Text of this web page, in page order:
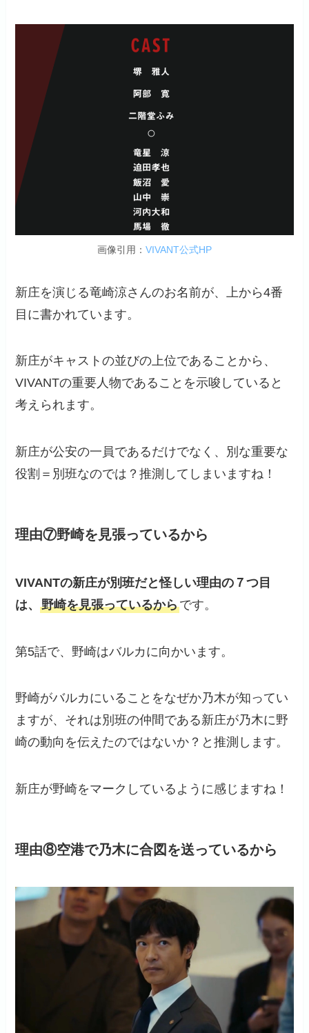
画像引用： VIVANT公式HP
新庄を演じる竜崎涼さんのお名前が、上から4番
目に書かれています。
新庄がキャストの並びの上位であることから、
VIVANTの重要人物であることを示唆していると
考えられます。
新庄が公安の一員であるだけでなく、別な重要な
役割＝別班なのでは？推測してしまいますね！
理由⑦野崎を見張っているから
VIVANTの新庄が別班だと怪しい理由の７つ目
は、野崎を見張っているからです。
第5話で、野崎はバルカに向かいます。
野崎がバルカにいることをなぜか乃木が知ってい
ますが、それは別班の仲間である新庄が乃木に野
崎の動向を伝えたのではないか？と推測します。
新庄が野崎をマークしているように感じますね！
理由⑧空港で乃木に合図を送っているから